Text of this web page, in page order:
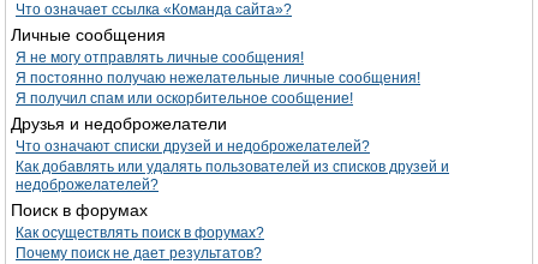
Что означает ссылка «Команда сайта»?
Личные сообщения
Я не могу отправлять личные сообщения!
Я постоянно получаю нежелательные личные сообщения!
Я получил спам или оскорбительное сообщение!
Друзья и недоброжелатели
Что означают списки друзей и недоброжелателей?
Как добавлять или удалять пользователей из списков друзей и
недоброжелателей?
Поиск в форумах
Как осуществлять поиск в форумах?
Почему поиск не дает результатов?